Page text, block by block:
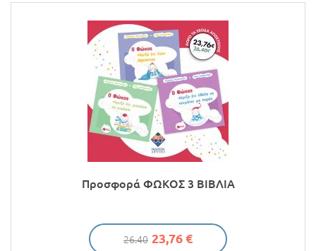
Προσφορά ΦΩΚΟΣ 3 ΒΙΒΛΙΑ
26.40 23,76 €